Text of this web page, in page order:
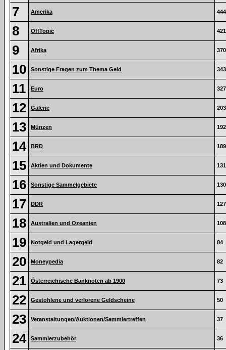
7 Amerika 444
8 OffTopic 421
9 Afrika 370
10 Sonstige Fragen zum Thema Geld 343
11 Euro 327
12 Galerie 203
13 Münzen 192
14 BRD 189
15 Aktien und Dokumente 131
16 Sonstige Sammelgebiete 130
17 DDR 127
18 Australien und Ozeanien 108
19 Notgeld und Lagergeld 84
20 Moneypedia 82
21 Österreichische Banknoten ab 1900 73
22 Gestohlene und verlorene Geldscheine 50
23 Veranstaltungen/Auktionen/Sammlertreffen 37
24 Sammlerzubehör 36